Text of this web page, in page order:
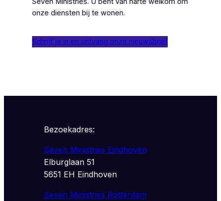
onze diensten bij te wonen.
Schrijf je in en ontvang onze nieuwsbrief
Bezoekadres:
Seven Ministries Eindhoven
Elburglaan 51
5651 EH Eindhoven
Seven Ministries Rotterdam